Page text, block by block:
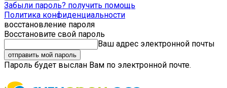
Забыли пароль? получить помощь
Политика конфиденциальности
восстановление пароля
Восстановите свой пароль
Ваш адрес электронной почты
Пароль будет выслан Вам по электронной почте.